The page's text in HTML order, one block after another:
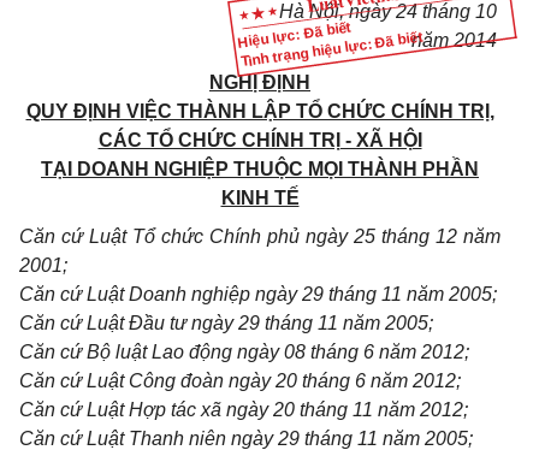
Hiệu lực: Đã biết
Tình trạng hiệu lực: Đã biết
Hà Nội, ngày 24 tháng 10
năm 2014
NGHỊ ĐỊNH
QUY ĐỊNH VIỆC THÀNH LẬP TỔ CHỨC CHÍNH TRỊ,
CÁC TỔ CHỨC CHÍNH TRỊ - XÃ HỘI
TẠI DOANH NGHIỆP THUỘC MỌI THÀNH PHẦN
KINH TẾ
Căn cứ Luật Tổ chức Chính phủ ngày 25 tháng 12 năm
2001;
Căn cứ Luật Doanh nghiệp ngày 29 tháng 11 năm 2005;
Căn cứ Luật Đầu tư ngày 29 tháng 11 năm 2005;
Căn cứ Bộ luật Lao động ngày 08 tháng 6 năm 2012;
Căn cứ Luật Công đoàn ngày 20 tháng 6 năm 2012;
Căn cứ Luật Hợp tác xã ngày 20 tháng 11 năm 2012;
Căn cứ Luật Thanh niên ngày 29 tháng 11 năm 2005;